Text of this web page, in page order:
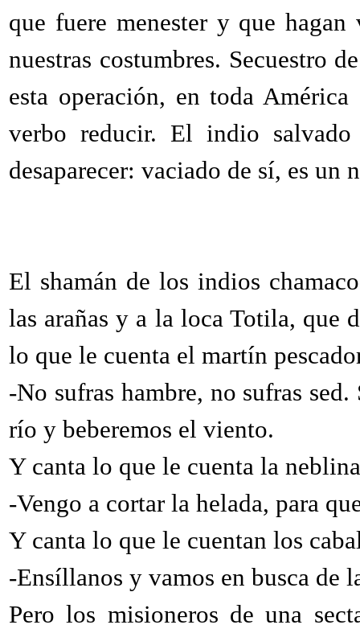
que fuere menester y que
nuestras costumbres. Secuestro
esta operación, en toda
verbo reducir. El indio
desaparecer: vaciado de sí, es un
El shamán de los indios
las arañas y a la loca Totila, que
lo que le cuenta el martín
-No sufras hambre, no sufras
río y beberemos el viento.
Y canta lo que le cuenta la
-Vengo a cortar la helada, para
Y canta lo que le cuentan los
-Ensíllanos y vamos en busca de
Pero los misioneros de una